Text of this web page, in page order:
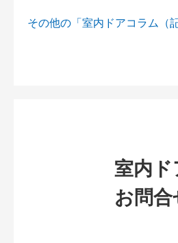
その他の「室内ドアコラム（
室内ド
お問合